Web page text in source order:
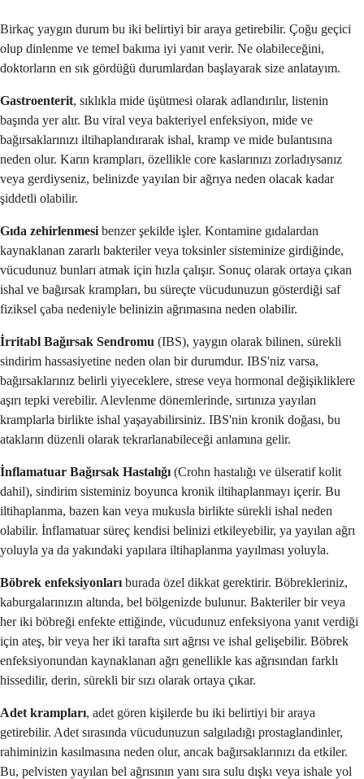
Birkaç yaygın durum bu iki belirtiyi bir araya getirebilir. Çoğu geçici
olup dinlenme ve temel bakıma iyi yanıt verir. Ne olabileceğini,
doktorların en sık gördüğü durumlardan başlayarak size anlatayım.
Gastroenterit, sıklıkla mide üşütmesi olarak adlandırılır, listenin
başında yer alır. Bu viral veya bakteriyel enfeksiyon, mide ve
bağırsaklarınızı iltihaplandırarak ishal, kramp ve mide bulantısına
neden olur. Karın krampları, özellikle core kaslarınızı zorladıysanız
veya gerdiyseniz, belinizde yayılan bir ağrıya neden olacak kadar
şiddetli olabilir.
Gıda zehirlenmesi benzer şekilde işler. Kontamine gıdalardan
kaynaklanan zararlı bakteriler veya toksinler sisteminize girdiğinde,
vücudunuz bunları atmak için hızla çalışır. Sonuç olarak ortaya çıkan
ishal ve bağırsak krampları, bu süreçte vücudunuzun gösterdiği saf
fiziksel çaba nedeniyle belinizin ağrımasına neden olabilir.
İrritabl Bağırsak Sendromu (IBS), yaygın olarak bilinen, sürekli
sindirim hassasiyetine neden olan bir durumdur. IBS'niz varsa,
bağırsaklarınız belirli yiyeceklere, strese veya hormonal değişikliklere
aşırı tepki verebilir. Alevlenme dönemlerinde, sırtınıza yayılan
kramplarla birlikte ishal yaşayabilirsiniz. IBS'nin kronik doğası, bu
atakların düzenli olarak tekrarlanabileceği anlamına gelir.
İnflamatuar Bağırsak Hastalığı (Crohn hastalığı ve ülseratif kolit
dahil), sindirim sisteminiz boyunca kronik iltihaplanmayı içerir. Bu
iltihaplanma, bazen kan veya mukusla birlikte sürekli ishal neden
olabilir. İnflamatuar süreç kendisi belinizi etkileyebilir, ya yayılan ağrı
yoluyla ya da yakındaki yapılara iltihaplanma yayılması yoluyla.
Böbrek enfeksiyonları burada özel dikkat gerektirir. Böbrekleriniz,
kaburgalarınızın altında, bel bölgenizde bulunur. Bakteriler bir veya
her iki böbreği enfekte ettiğinde, vücudunuz enfeksiyona yanıt verdiği
için ateş, bir veya her iki tarafta sırt ağrısı ve ishal gelişebilir. Böbrek
enfeksiyonundan kaynaklanan ağrı genellikle kas ağrısından farklı
hissedilir, derin, sürekli bir sızı olarak ortaya çıkar.
Adet krampları, adet gören kişilerde bu iki belirtiyi bir araya
getirebilir. Adet sırasında vücudunuzun salgıladığı prostaglandinler,
rahiminizin kasılmasına neden olur, ancak bağırsaklarınızı da etkiler.
Bu, pelvisten yayılan bel ağrısının yanı sıra sulu dışkı veya ishale yol